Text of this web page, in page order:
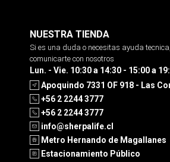
NUESTRA TIENDA
Si es una duda o necesitas ayuda
comunicarte con nosotros
Lun. - Vie. 10:30 a 14:30 - 15:00 a
Apoquindo 7331 OF 918 - Las
+56 2 2244 3777
+56 2 2244 3777
info@sherpalife.cl
Metro Hernando de Magallanes
Estacionamiento Público